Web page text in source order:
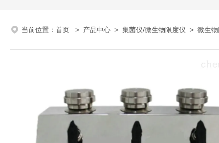
当前位置： 首页 > 产品中心 > 集菌仪/微生物限度仪 > 微生